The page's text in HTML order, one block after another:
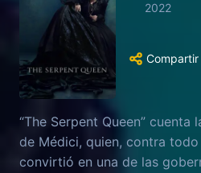
2022
Compartir
“The Serpent Queen” cuenta
de Médici, quien, contra
convirtió en una de las